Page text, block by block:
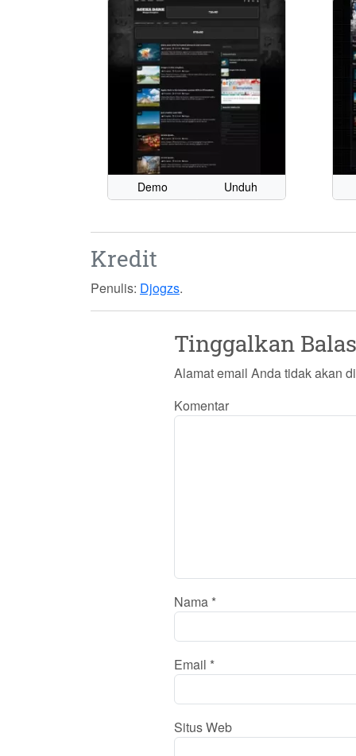
Demo Unduh
Kredit
Penulis: Djogzs.
Tinggalkan
Alamat email Anda tidak akan
Komentar
Nama *
Email *
Situs Web